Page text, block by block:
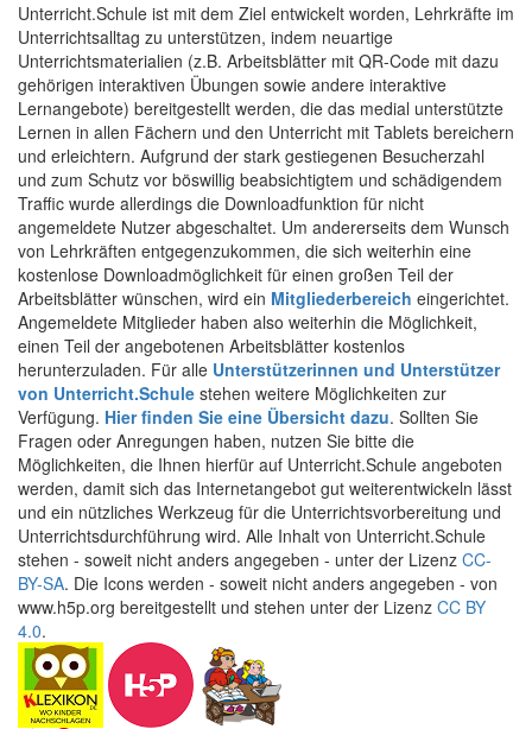
Unterricht.Schule ist mit dem Ziel entwickelt worden, Lehrkräfte im
Unterrichtsalltag zu unterstützen, indem neuartige
Unterrichtsmaterialien (z.B. Arbeitsblätter mit QR-Code mit dazu
gehörigen interaktiven Übungen sowie andere interaktive
Lernangebote) bereitgestellt werden, die das medial unterstützte
Lernen in allen Fächern und den Unterricht mit Tablets bereichern
und erleichtern. Aufgrund der stark gestiegenen Besucherzahl
und zum Schutz vor böswillig beabsichtigtem und schädigendem
Traffic wurde allerdings die Downloadfunktion für nicht
angemeldete Nutzer abgeschaltet. Um andererseits dem Wunsch
von Lehrkräften entgegenzukommen, die sich weiterhin eine
kostenlose Downloadmöglichkeit für einen großen Teil der
Arbeitsblätter wünschen, wird ein Mitgliederbereich eingerichtet.
Angemeldete Mitglieder haben also weiterhin die Möglichkeit,
einen Teil der angebotenen Arbeitsblätter kostenlos
herunterzuladen. Für alle Unterstützerinnen und Unterstützer
von Unterricht.Schule stehen weitere Möglichkeiten zur
Verfügung. Hier finden Sie eine Übersicht dazu. Sollten Sie
Fragen oder Anregungen haben, nutzen Sie bitte die
Möglichkeiten, die Ihnen hierfür auf Unterricht.Schule angeboten
werden, damit sich das Internetangebot gut weiterentwickeln lässt
und ein nützliches Werkzeug für die Unterrichtsvorbereitung und
Unterrichtsdurchführung wird. Alle Inhalt von Unterricht.Schule
stehen - soweit nicht anders angegeben - unter der Lizenz CC-
BY-SA. Die Icons werden - soweit nicht anders angegeben - von
www.h5p.org bereitgestellt und stehen unter der Lizenz CC BY
4.0.